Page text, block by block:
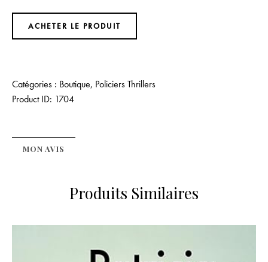
ACHETER LE PRODUIT
Catégories : Boutique, Policiers Thrillers
Product ID: 1704
MON AVIS
Produits Similaires